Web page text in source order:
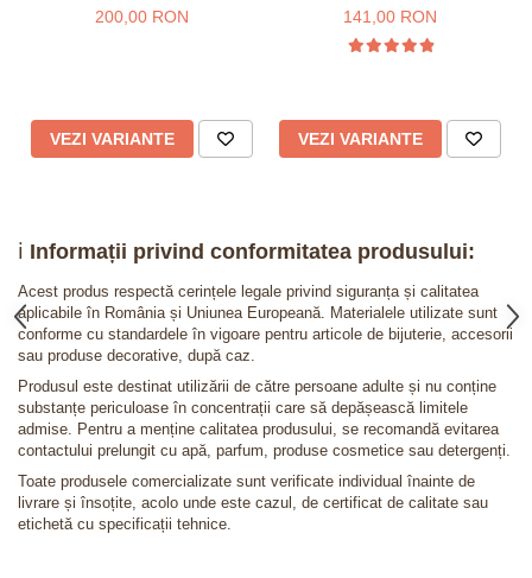
200,00 RON
VEZI VARIANTE
141,00 RON
VEZI VARIANTE
ℹ️ Informații privind conformitatea produsului:
Acest produs respectă cerințele legale privind siguranța și calitatea
aplicabile în România și Uniunea Europeană. Materialele utilizate sunt
conforme cu standardele în vigoare pentru articole de bijuterie, accesorii
sau produse decorative, după caz.
Produsul este destinat utilizării de către persoane adulte și nu conține
substanțe periculoase în concentrații care să depășească limitele
admise. Pentru a menține calitatea produsului, se recomandă evitarea
contactului prelungit cu apă, parfum, produse cosmetice sau detergenți.
Toate produsele comercializate sunt verificate individual înainte de
livrare și însoțite, acolo unde este cazul, de certificat de calitate sau
etichetă cu specificații tehnice.